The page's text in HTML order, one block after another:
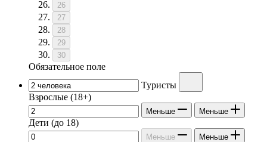
26
27
28
29
30
Обязательное поле
Туристы
Взрослые (18+)
Меньше Меньше
Дети (до 18)
Меньше Меньше